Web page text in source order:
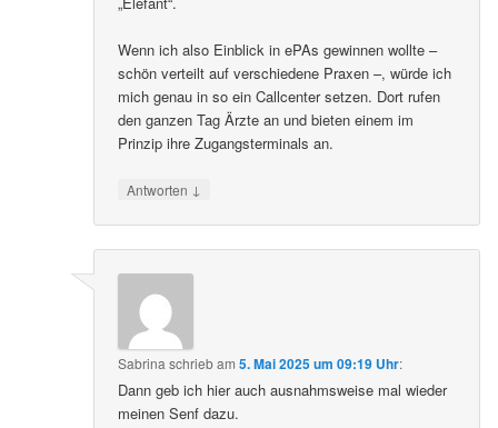
Wenn ich also Einblick in ePAs gewinnen wollte –
schön verteilt auf verschiedene Praxen –, würde ich
mich genau in so ein Callcenter setzen. Dort rufen
den ganzen Tag Ärzte an und bieten einem im
Prinzip ihre Zugangsterminals an.
Antworten ↓
Sabrinaschriebam5. Mai 2025 um 09:19 Uhr:
Dann geb ich hier auch ausnahmsweise mal wieder
meinen Senf dazu.